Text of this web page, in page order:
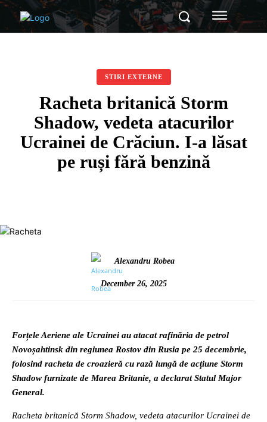
STIRI EXTERNE
Racheta britanică Storm
Shadow, vedeta atacurilor
Ucrainei de Crăciun. I-a lăsat
pe ruși fără benzină
Alexandru Robea
December 26, 2025
Forțele Aeriene ale Ucrainei au atacat rafinăria de petrol
Novoșahtinsk din regiunea Rostov din Rusia pe 25 decembrie,
folosind racheta de croazieră cu rază lungă de acțiune Storm
Shadow furnizate de Marea Britanie, a declarat Statul Major
General.
Racheta britanică Storm Shadow, vedeta atacurilor Ucrainei de